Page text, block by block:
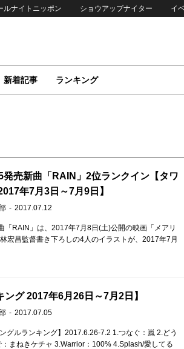
ルナイトニッポン ショウアップナイター イ
新着記事 ランキング
売新曲「RAIN」2位ランクイン【タワ
年7月3日～7月9日】
2017.07.12
「RAIN」は、2017年7月8日(土)公開の映画「メアリ
宏昌監督書き下ろしの4人のイラストが、2017年7月
ング 2017年6月26日～7月2日】
2017.07.05
グルランキング】2017.6.26-7.2 1.つなぐ：嵐 2.どう
まねきケチャ 3.Warrior：100% 4.Splash/愛してる